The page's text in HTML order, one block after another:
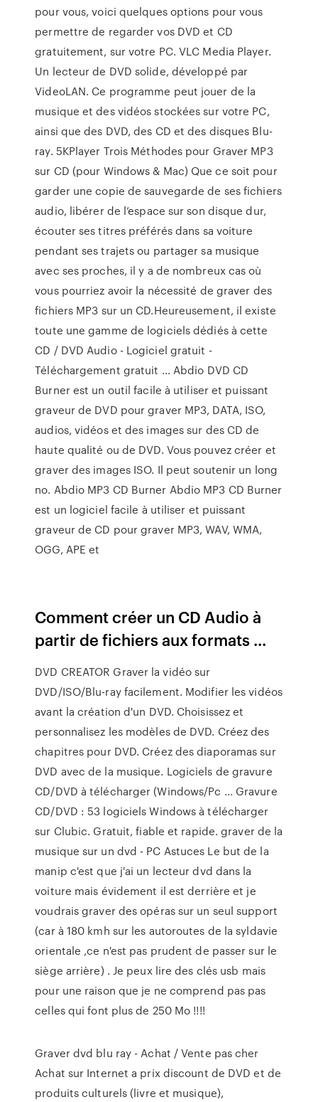
pour vous, voici quelques options pour vous
permettre de regarder vos DVD et CD
gratuitement, sur votre PC. VLC Media Player.
Un lecteur de DVD solide, développé par
VideoLAN. Ce programme peut jouer de la
musique et des vidéos stockées sur votre PC,
ainsi que des DVD, des CD et des disques Blu-
ray. 5KPlayer Trois Méthodes pour Graver MP3
sur CD (pour Windows & Mac) Que ce soit pour
garder une copie de sauvegarde de ses fichiers
audio, libérer de l’espace sur son disque dur,
écouter ses titres préférés dans sa voiture
pendant ses trajets ou partager sa musique
avec ses proches, il y a de nombreux cas où
vous pourriez avoir la nécessité de graver des
fichiers MP3 sur un CD.Heureusement, il existe
toute une gamme de logiciels dédiés à cette
CD / DVD Audio - Logiciel gratuit -
Téléchargement gratuit ... Abdio DVD CD
Burner est un outil facile à utiliser et puissant
graveur de DVD pour graver MP3, DATA, ISO,
audios, vidéos et des images sur des CD de
haute qualité ou de DVD. Vous pouvez créer et
graver des images ISO. Il peut soutenir un long
no. Abdio MP3 CD Burner Abdio MP3 CD Burner
est un logiciel facile à utiliser et puissant
graveur de CD pour graver MP3, WAV, WMA,
OGG, APE et
Comment créer un CD Audio à
partir de fichiers aux formats ...
DVD CREATOR Graver la vidéo sur
DVD/ISO/Blu-ray facilement. Modifier les vidéos
avant la création d'un DVD. Choisissez et
personnalisez les modèles de DVD. Créez des
chapitres pour DVD. Créez des diaporamas sur
DVD avec de la musique. Logiciels de gravure
CD/DVD à télécharger (Windows/Pc ... Gravure
CD/DVD : 53 logiciels Windows à télécharger
sur Clubic. Gratuit, fiable et rapide. graver de la
musique sur un dvd - PC Astuces Le but de la
manip c'est que j'ai un lecteur dvd dans la
voiture mais évidement il est derrière et je
voudrais graver des opéras sur un seul support
(car à 180 kmh sur les autoroutes de la syldavie
orientale ,ce n'est pas prudent de passer sur le
siège arrière) . Je peux lire des clés usb mais
pour une raison que je ne comprend pas pas
celles qui font plus de 250 Mo !!!!
Graver dvd blu ray - Achat / Vente pas cher
Achat sur Internet a prix discount de DVD et de
produits culturels (livre et musique),